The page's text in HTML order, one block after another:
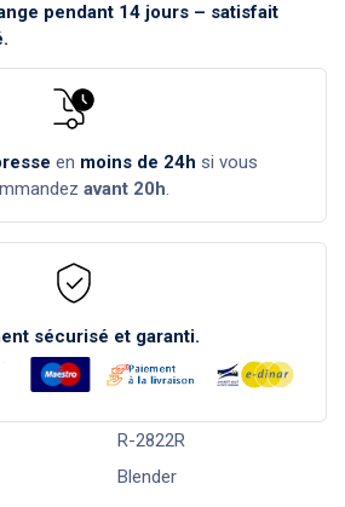
pendant 14 jours – satisfait
en moins de 24h si vous
avant 20h.
sécurisé et garanti.
R-2822R
Blender